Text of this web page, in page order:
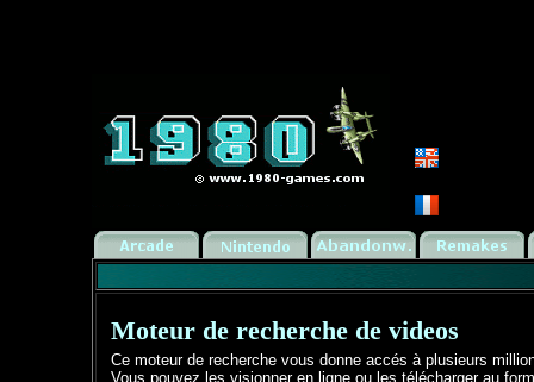
Moteur de recherche de videos
Ce moteur de recherche vous donne accés à plusieurs
Vous pouvez les visionner en ligne ou les télécharger au